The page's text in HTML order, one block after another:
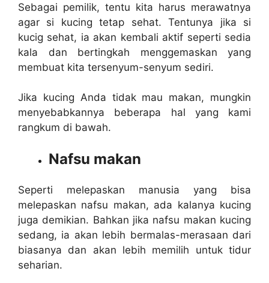
Sebagai pemilik, tentu kita harus merawatnya
agar si kucing tetap sehat. Tentunya jika si
kucig sehat, ia akan kembali aktif seperti sedia
kala dan bertingkah menggemaskan yang
membuat kita tersenyum-senyum sediri.
Jika kucing Anda tidak mau makan, mungkin
menyebabkannya beberapa hal yang kami
rangkum di bawah.
Nafsu makan
Seperti melepaskan manusia yang bisa
melepaskan nafsu makan, ada kalanya kucing
juga demikian. Bahkan jika nafsu makan kucing
sedang, ia akan lebih bermalas-merasaan dari
biasanya dan akan lebih memilih untuk tidur
seharian.